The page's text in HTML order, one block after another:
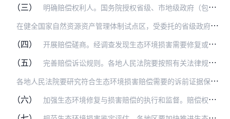
（三） 明确赔偿权利人。国务院授权省级、市地级政府（包括直辖市所辖的区县级政府，下同）作为本行政区域内生态环境损害赔偿权利人。省域内跨市地的生态环境损害，由省级政府管辖…
在
健全国家自然资源资产管理体制试点区，受委托的省级政府可指定统一行使全民所有自然资源资产所有者职责的部门负责生态环境损害赔偿具体工作；国务院直接行使全民所有自然…
（四）
开展赔偿磋商。经调查发现生态环境损害需要修复或赔偿的，赔偿权利人根据生态环境损害鉴定评估报告，就损害事实和程度、修复启动时间和期限、赔偿的责任承担方式和期限等具…
（五） 完善赔偿诉讼规则。各地人民法院要按照有关法律规定、依托现有资源，由环境资源审判庭或指定专门法庭审理生态环境损害赔偿民事案件；根据赔偿义务人主观过错、经营状况等因…
各
地人民法院要研究符合生态环境损害赔偿需要的诉前证据保全、先予执行、执行监督等制度；可根据试行情况，提出有关生态环境损害赔偿诉讼的立法和制定司法解释建议。鼓励法…
（六）
加强生态环境修复与损害赔偿的执行和监督。赔偿权利人及其指定的部门或机构对磋商或诉讼后的生态环境修复效果进行评估，确保生态环境得到及时有效修复。生态环境损害赔偿款…